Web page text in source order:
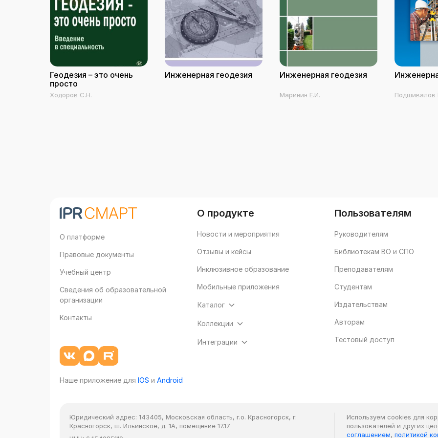
Геодезия – это очень
просто
Ходоров С.Н.
Инженерная геодезия Инженерная геодезия
Маринин Е.И.
Подшивалов
О платформе
Правовые документы
Учебный центр
Сведения об образовательной
организации
Контакты
Наше приложение для IOS и Android
О продукте
Новости и мероприятия
Отзывы и кейсы
Инклюзивное образование
Мобильные приложения
Каталог
Коллекции
Интеграции
Пользователям
Руководителям
Библиотекам ВО и СПО
Преподавателям
Студентам
Издательствам
Авторам
Тестовый доступ
Юридический адрес: 143405, Московская область, г.о. Красногорск, г.
Красногорск, ш. Ильинское, д. 1А, помещение 17.17
Используем cookies для
пользователей и других
соглашением, политикой